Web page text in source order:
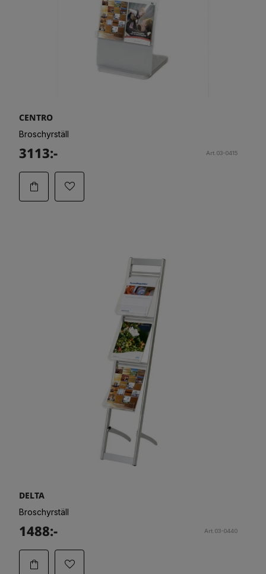
CENTRO
Broschyrställ
3113:- Art.03-0415
DELTA
Broschyrställ
1488:- Art.03-0440